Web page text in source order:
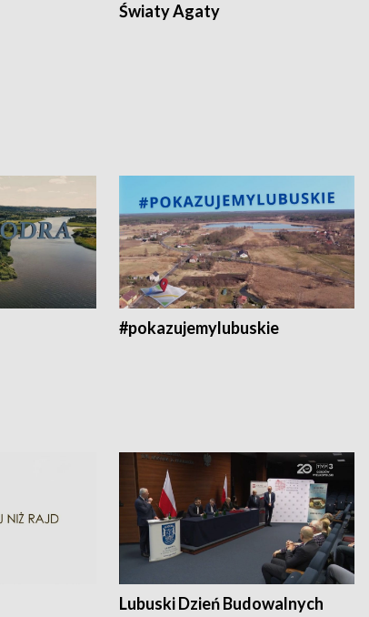
Światy Agaty
#pokazujemylubuskie
Lubuski Dzień Budowalnych